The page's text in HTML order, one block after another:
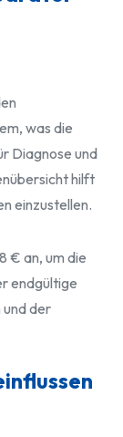
was die
Diagnose und
hilft
einzustellen.
€ an, um die
endgültige
der